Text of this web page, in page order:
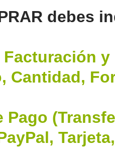
debes
Facturación y
Cantidad,
Pago